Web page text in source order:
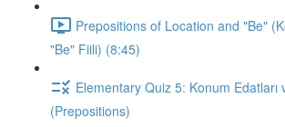
Prepositions of Location and "Be"
"Be" Fiili) (8:45)
Elementary Quiz 5: Konum Edatları
(Prepositions)